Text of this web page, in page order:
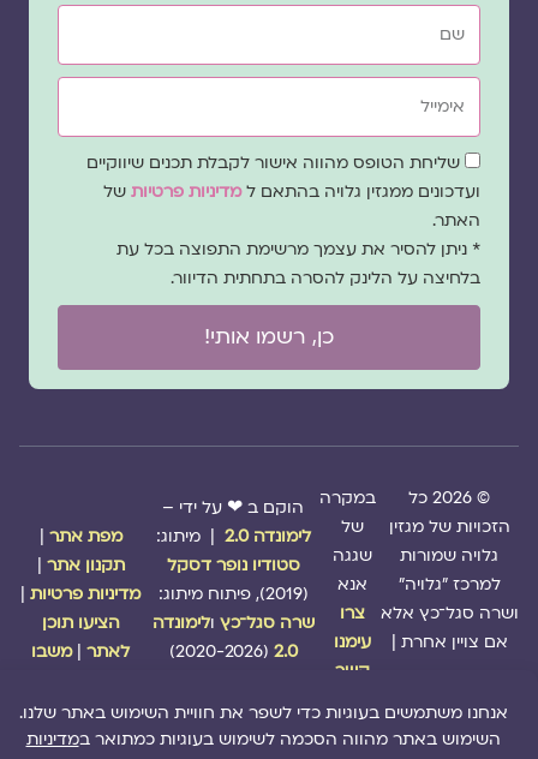
שם
אימייל
שדהשליחת הטופס מהווה אישור לקבלת תכנים שיווקיים
ועדכונים ממגזין גלויה בהתאם ל מדיניות פרטיותשל
האתר.
* ניתן להסיר את עצמך מרשימת התפוצה בכל עת
בלחיצה על הלינק להסרה בתחתית הדיוור.
כן, רשמו אותי!
© 2026 כל
הזכויות של מגזין
גלויה שמורות
למרכז "גלויה"
ושרה סגל־כץ אלא
אם צויין אחרת |
במקרה
של
שגגה
אנא
צרו
עימנו
קשר
הוקם ב ❤ על ידי –
לימונדה 2.0
| מיתוג:
סטודיו נופר דסקל
שרה סגל־כץולימונדה
2.0
(2020-2026)
מפת אתר|
תקנון אתר|
מדיניות פרטיות|
הציעו תוכן
לאתר| משבו